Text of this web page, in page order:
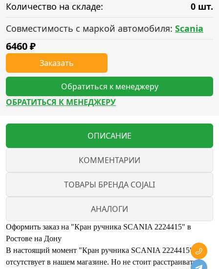
Количество на складе:
0 шт.
Совместимость с маркой автомобиля: Scania
6460₽
Заказать
Обратиться к менеджеру
ОБРАТИТЬСЯ К МЕНЕДЖЕРУ
ОПИСАНИЕ
КОММЕНТАРИИ
ТОВАРЫ БРЕНДА COJALI
АНАЛОГИ
Оформить заказ на "Кран ручника SCANIA 2224415" в
Ростове на Дону
В настоящий момент "Кран ручника SCANIA 2224415"
отсутствует в нашем магазине. Но не стоит расстраиваться,